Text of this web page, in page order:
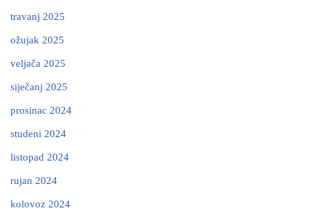
travanj 2025
ožujak 2025
veljača 2025
siječanj 2025
prosinac 2024
studeni 2024
listopad 2024
rujan 2024
kolovoz 2024